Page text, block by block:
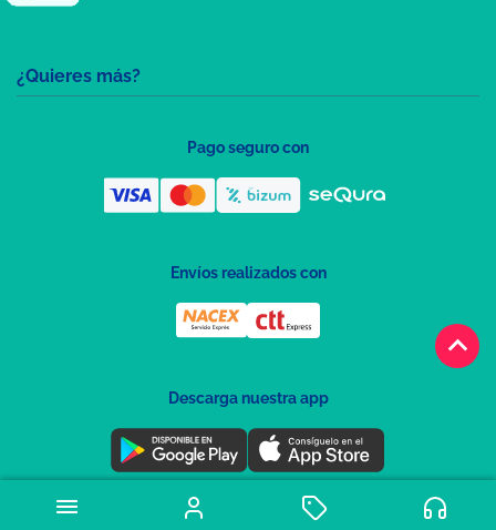
keyboard_arrow_up
¿Quieres más?
Pago seguro con
Envíos realizados con
Descarga nuestra app